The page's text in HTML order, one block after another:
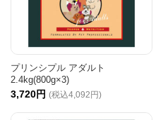
プリンシプル アダルト
2.4kg(800g×3)
3,720円 (税込4,092円)